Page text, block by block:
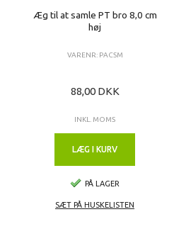
Æg til at samle PT bro 8,0 cm
høj
VARENR: PACSM
88,00 DKK
INKL. MOMS
LÆG I KURV
PÅ LAGER
SÆT PÅ HUSKELISTEN